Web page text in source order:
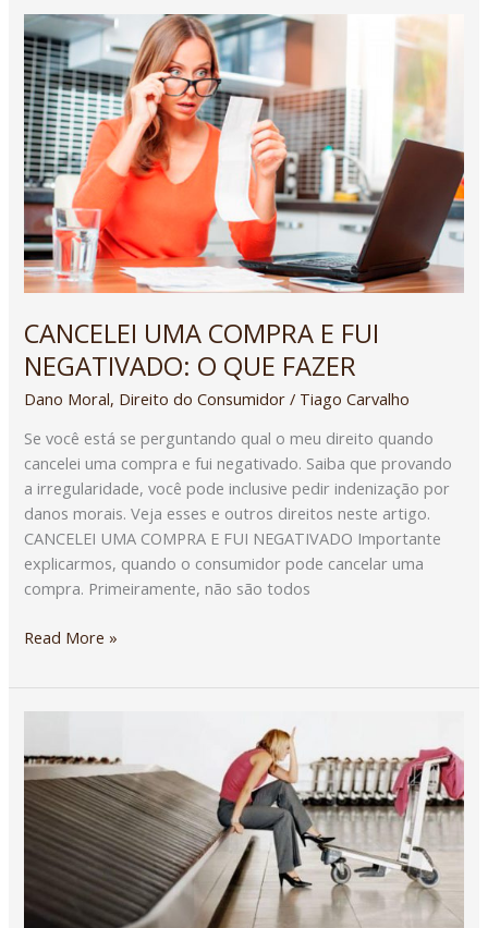
CANCELEI UMA COMPRA E FUI
NEGATIVADO: O QUE FAZER
Dano Moral, Direito do Consumidor / Tiago Carvalho
Se você está se perguntando qual o meu direito quando
cancelei uma compra e fui negativado. Saiba que provando
a irregularidade, você pode inclusive pedir indenização por
danos morais. Veja esses e outros direitos neste artigo.
CANCELEI UMA COMPRA E FUI NEGATIVADO Importante
explicarmos, quando o consumidor pode cancelar uma
compra. Primeiramente, não são todos
CANCELEI
UMA
COMPRA
E
FUI
NEGATIVADO:
O
QUE
FAZER
Read More »
FAZER
QUANDO
A
MALA
EXTRAVIADA